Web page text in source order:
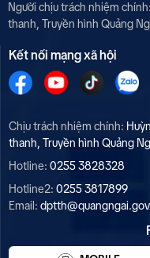
Người chịu trách nhiệm chính:
thanh, Truyền hình Quảng
Kết nối mạng xã hội
Chịu trách nhiệm chính:
thanh, Truyền hình Quảng
Hotline: 0255 3828328
Hotline2: 0255 3817899
Email: